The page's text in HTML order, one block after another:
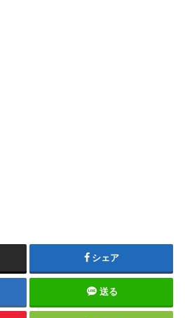
シェア
送る